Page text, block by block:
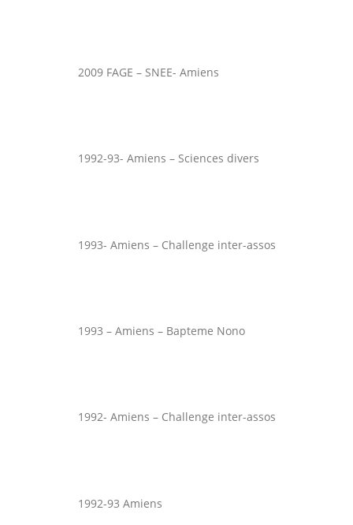
2009 FAGE – SNEE- Amiens
1992-93- Amiens – Sciences divers
1993- Amiens – Challenge inter-assos
1993 – Amiens – Bapteme Nono
1992- Amiens – Challenge inter-assos
1992-93 Amiens